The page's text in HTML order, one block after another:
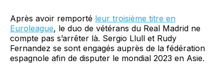
Après avoir remporté leur troisième titre en
Euroleague, le duo de vétérans du Real Madrid ne
compte pas s’arrêter là. Sergio Llull et Rudy
Fernandez se sont engagés auprès de la fédération
espagnole afin de disputer le mondial 2023 en Asie.